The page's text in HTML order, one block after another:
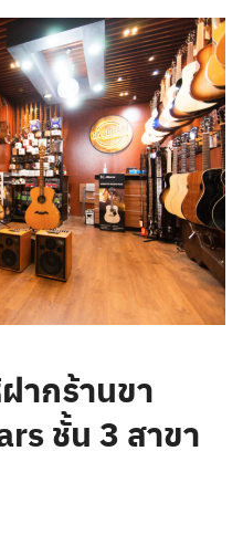
ากร้านขา
ชั้น 3 สาขา